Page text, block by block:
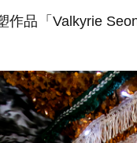
品「Valkyrie